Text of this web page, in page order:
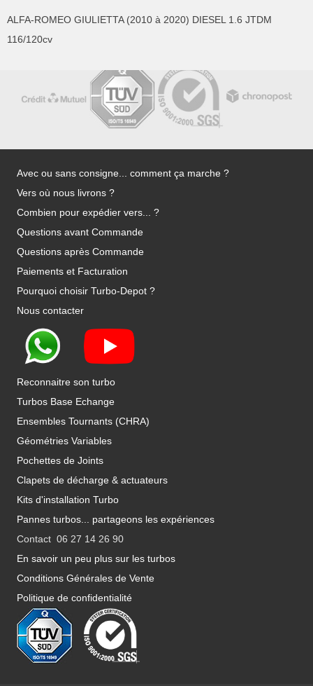
ALFA-ROMEO GIULIETTA (2010 à 2020) DIESEL 1.6 JTDM
116/120cv
Avec ou sans consigne... comment ça marche ?
Vers où nous livrons ?
Combien pour expédier vers... ?
Questions avant Commande
Questions après Commande
Paiements et Facturation
Pourquoi choisir Turbo-Depot ?
Nous contacter
Reconnaitre son turbo
Turbos Base Echange
Ensembles Tournants (CHRA)
Géométries Variables
Pochettes de Joints
Clapets de décharge & actuateurs
Kits d'installation Turbo
Pannes turbos... partageons les expériences
Contact 06 27 14 26 90
En savoir un peu plus sur les turbos
Conditions Générales de Vente
Politique de confidentialité